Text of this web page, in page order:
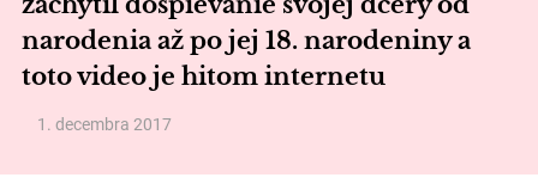
narodenia až po jej 18. narodeniny a
toto video je hitom internetu
1. decembra 2017